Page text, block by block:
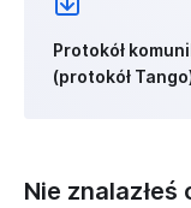
Protokół
(protokół
Nie znalazłeś